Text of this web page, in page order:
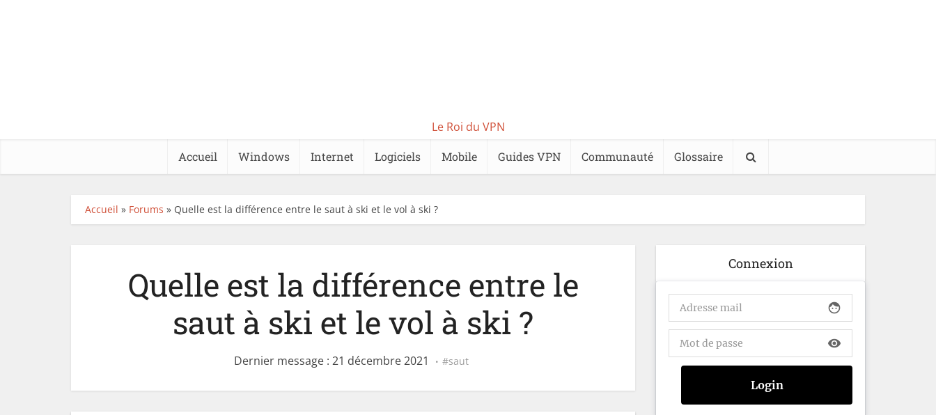
Le Roi du VPN
Accueil Windows Internet Logiciels Mobile Guides VPN Communauté Glossaire
Accueil » Forums » Quelle est la différence entre le saut à ski et le vol à ski ?
Quelle est la différence entre le
saut à ski et le vol à ski ?
Dernier message : 21 décembre 2021 saut
Connexion
face
visibility